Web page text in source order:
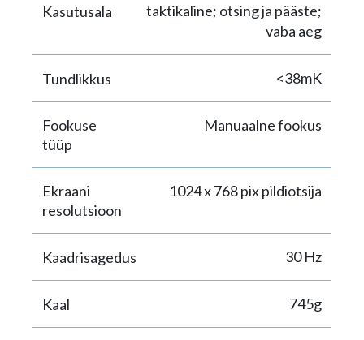
Kasutusala
taktikaline; otsing ja pääste;
vaba aeg
Tundlikkus <38mK
Fookuse
tüüp
Manuaalne fookus
Ekraani
resolutsioon
1024 x 768 pix pildiotsija
Kaadrisagedus 30 Hz
Kaal 745g